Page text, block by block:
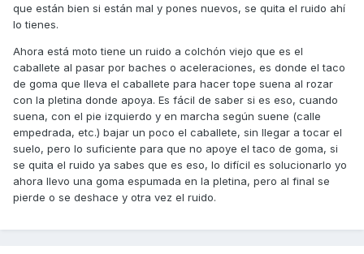
que están bien si están mal y pones nuevos, se quita el ruido ahí
lo tienes.
Ahora está moto tiene un ruido a colchón viejo que es el
caballete al pasar por baches o aceleraciones, es donde el taco
de goma que lleva el caballete para hacer tope suena al rozar
con la pletina donde apoya. Es fácil de saber si es eso, cuando
suena, con el pie izquierdo y en marcha según suene (calle
empedrada, etc.) bajar un poco el caballete, sin llegar a tocar el
suelo, pero lo suficiente para que no apoye el taco de goma, si
se quita el ruido ya sabes que es eso, lo difícil es solucionarlo yo
ahora llevo una goma espumada en la pletina, pero al final se
pierde o se deshace y otra vez el ruido.